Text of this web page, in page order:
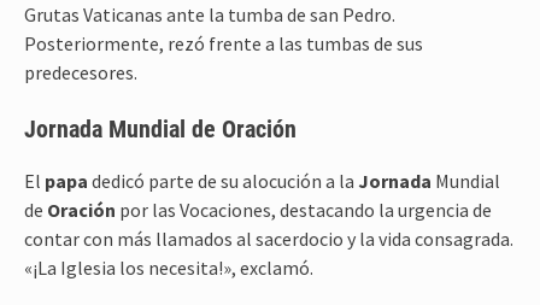
Grutas Vaticanas ante la tumba de san Pedro.
Posteriormente, rezó frente a las tumbas de sus
predecesores.
Jornada Mundial de Oración
El papa dedicó parte de su alocución a la Jornada Mundial
de Oración por las Vocaciones, destacando la urgencia de
contar con más llamados al sacerdocio y la vida consagrada.
«¡La Iglesia los necesita!», exclamó.